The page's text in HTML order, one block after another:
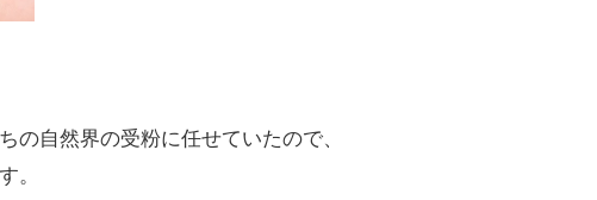
自然界の受粉に任せていたので、
。